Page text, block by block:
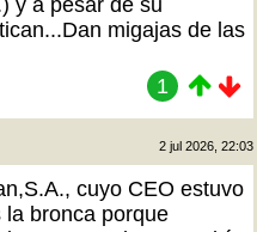
y a pesar de su
migajas de las
1
2 jul 2026, 22:03
cuyo CEO estuvo
bronca porque